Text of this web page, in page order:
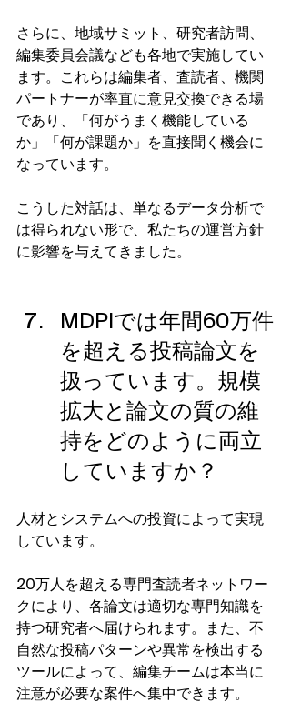
さらに、地域サミット、研究者訪問、
編集委員会議なども各地で実施してい
ます。これらは編集者、査読者、機関
パートナーが率直に意見交換できる場
であり、「何がうまく機能している
か」「何が課題か」を直接聞く機会に
なっています。
こうした対話は、単なるデータ分析で
は得られない形で、私たちの運営方針
に影響を与えてきました。
MDPIでは年間60万件
を超える投稿論文を
扱っています。規模
拡大と論文の質の維
持をどのように両立
していますか？
人材とシステムへの投資によって実現
しています。
20万人を超える専門査読者ネットワー
クにより、各論文は適切な専門知識を
持つ研究者へ届けられます。また、不
自然な投稿パターンや異常を検出する
ツールによって、編集チームは本当に
注意が必要な案件へ集中できます。